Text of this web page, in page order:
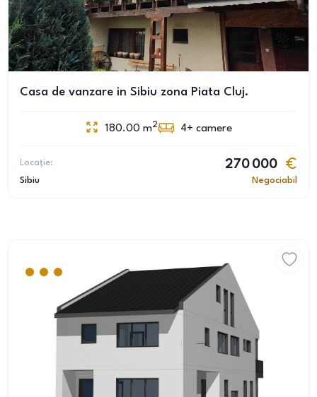
Casa de vanzare in Sibiu zona Piata Cluj.
180.00 m2 4+ camere
Locație:
Sibiu
270 000
Negociabil